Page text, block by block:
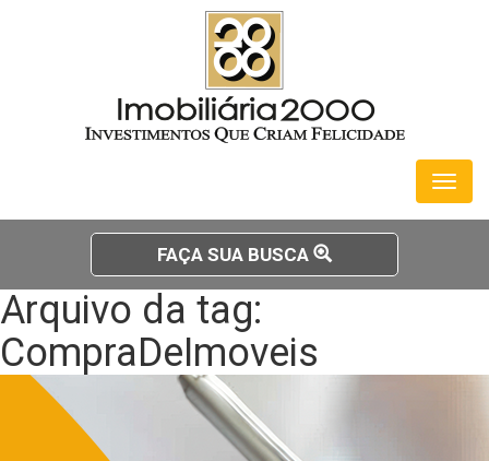
Toggle
FAÇA SUA BUSCA
Arquivo da tag:
CompraDeImoveis